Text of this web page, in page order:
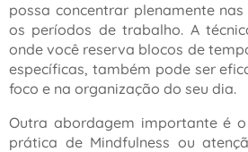
possa concentrar plenamente
os períodos de trabalho. A
onde você reserva blocos de
específicas, também pode ser
foco e na organização do seu dia.
Outra abordagem importante é
prática de Mindfulness ou